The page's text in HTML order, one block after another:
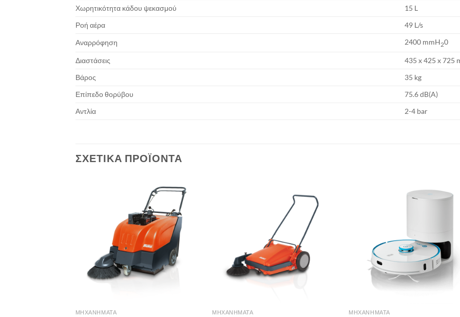
Χωρητικότητα κάδου ψεκασμού
15 L
Ροή αέρα
49 L/s
Αναρρόφηση
2400 mmH20
Διαστάσεις
435 x 425 x 725
Βάρος
35 kg
Επίπεδο θορύβου
75.6 dB(A)
Αντλία
2-4 bar
ΣΧΕΤΙΚΆ ΠΡΟΪΌΝΤΑ
Add to
wishlist
ΜΗΧΑΝΗΜΑΤΑ
Add to
ΜΗΧΑΝΗΜΑΤΑ ΜΗΧΑΝΗΜΑΤΑ